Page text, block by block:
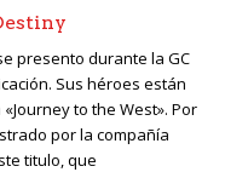
presento durante la GC
Sus héroes están
to the West». Por
por la compañía
titulo, que